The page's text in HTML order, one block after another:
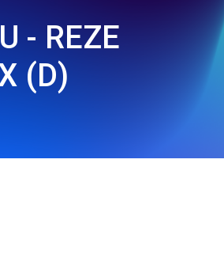
- REZE
(D)